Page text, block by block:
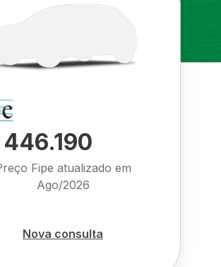
446.190
Fipe atualizado em
Ago/2026
Nova consulta